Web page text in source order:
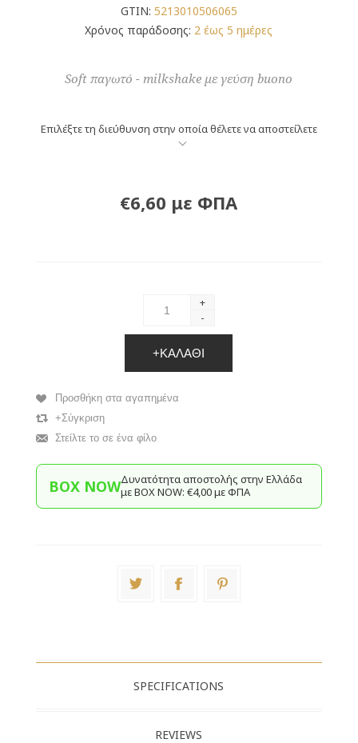
GTIN: 5213010506065
Χρόνος παράδοσης: 2 έως 5 ημέρες
Soft παγωτό - milkshake με γεύση buono
Επιλέξτε τη διεύθυνση στην οποία θέλετε να αποστείλετε
€6,60 με ΦΠΑ
+
-
+ΚΑΛΆΘΙ
Προσθήκη στα αγαπημένα
+Σύγκριση
Στείλτε το σε ένα φίλο
BOX NOWΔυνατότητα αποστολής στην Ελλάδα
με BΟΧ ΝOW: €4,00 με ΦΠΑ
SPECIFICATIONS
REVIEWS